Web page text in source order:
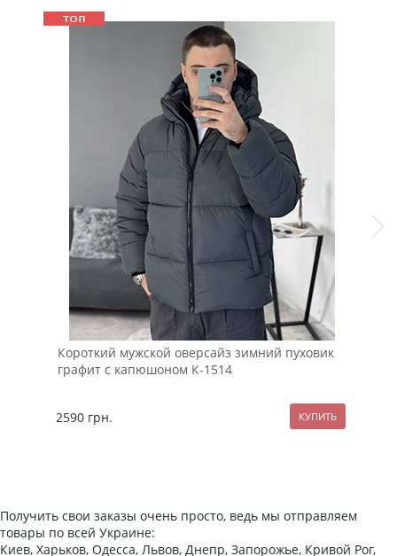
Короткий мужской оверсайз зимний пуховик
графит с капюшоном К-1514
2590 грн.
Получить свои заказы очень просто, ведь мы отправляем
товары по всей Украине:
Киев, Харьков, Одесса, Львов, Днепр, Запорожье, Кривой Рог,